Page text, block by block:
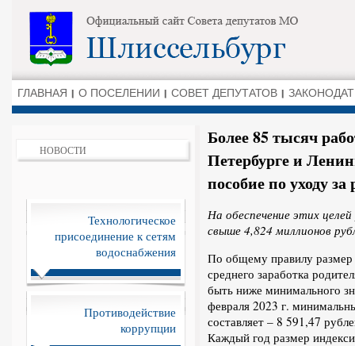
ГЛАВНАЯ О ПОСЕЛЕНИИ СОВЕТ ДЕПУТАТОВ
НОВОСТИ
Технологическое
присоединение к сетям
водоснабжения
Противодействие
коррупции
Более 85 тысяч
Петербурге и
пособие по уходу
На обеспечение этих
свыше 4,824 миллионов
По общему правилу
среднего заработка
быть ниже минимального
февраля 2023 г.
составляет – 8 591,47
Каждый год размер